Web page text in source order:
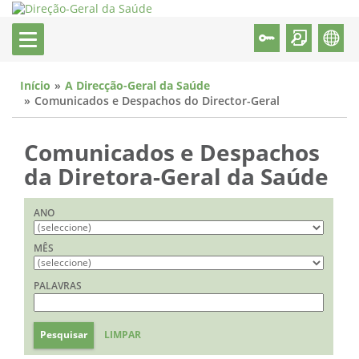
Início
A Direcção-Geral da Saúde
Comunicados e Despachos do Director-Geral
Comunicados e Despachos
da Diretora-Geral da Saúde
ANO
MÊS
PALAVRAS
Pesquisar LIMPAR